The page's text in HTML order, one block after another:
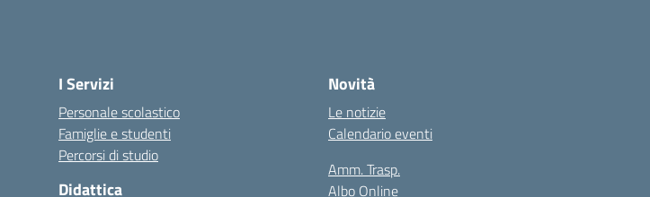
I Servizi
Personale scolastico
Famiglie e studenti
Percorsi di studio
Didattica
Novità
Le notizie
Calendario eventi
Amm. Trasp.
Albo Online